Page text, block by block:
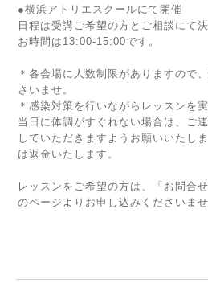
●横浜アトリエスクールにて開催
日程は受講ご希望の方とご相談にて
お時間は13:00-15:00です。
＊各会場に人数制限がありますので
さいませ。
＊感染対策を行いながらレッスンを
当日に体調がすぐれない場合は、ご
していただきますようお願いいたし
は返金いたします。
レッスンをご希望の方は、
「お問合
のページよりお申し込みくださいませ